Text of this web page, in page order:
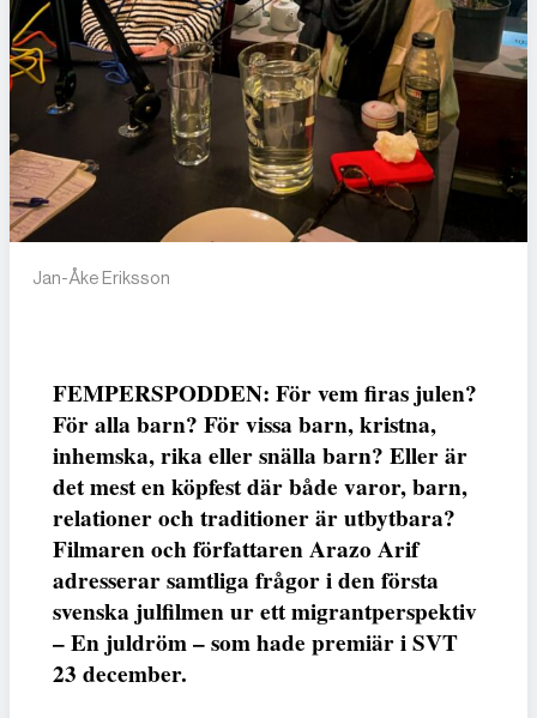
Jan-Åke Eriksson
FEMPERSPODDEN: För vem firas julen?
För alla barn? För vissa barn, kristna,
inhemska, rika eller snälla barn? Eller är
det mest en köpfest där både varor, barn,
relationer och traditioner är utbytbara?
Filmaren och författaren Arazo Arif
adresserar samtliga frågor i den första
svenska julfilmen ur ett migrantperspektiv
– En juldröm – som hade premiär i SVT
23 december.